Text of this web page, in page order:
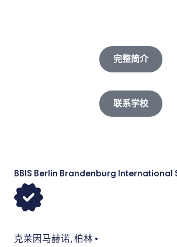
完整简介
联系学校
BBIS Berlin Brandenburg International
克莱因马赫诺, 柏林 •